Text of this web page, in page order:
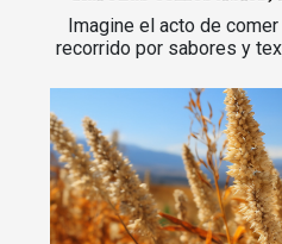
Imagine el acto de comer
recorrido por sabores y